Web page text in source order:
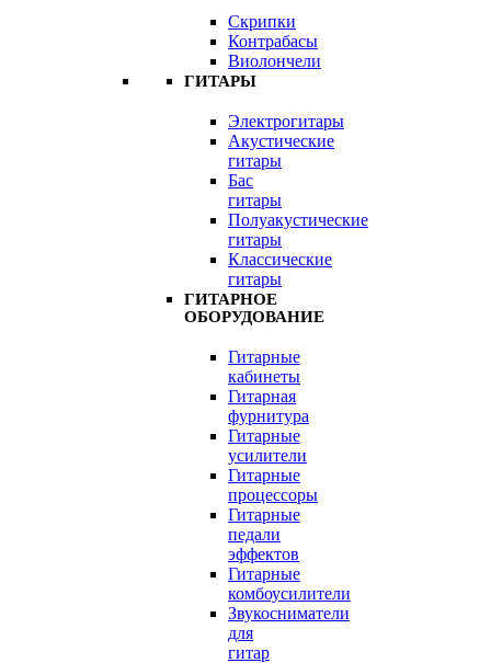
Скрипки
Контрабасы
Виолончели
ГИТАРЫ
Электрогитары
Акустические
гитары
Бас
гитары
Полуакустические
гитары
Классические
гитары
ГИТАРНОЕ
ОБОРУДОВАНИЕ
Гитарные
кабинеты
Гитарная
фурнитура
Гитарные
усилители
Гитарные
процессоры
Гитарные
педали
эффектов
Гитарные
комбоусилители
Звукосниматели
для
гитар